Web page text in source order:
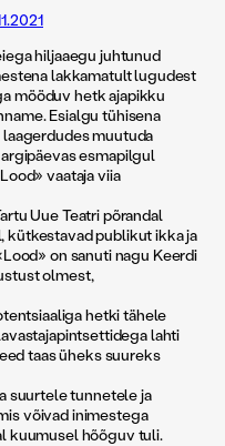
hiljaaegu juhtunud
lakkamatult lugudest
mööduv hetk ajapikku
Esialgu tühisena
muutuda
esmapilgul
vaataja viia
Uue Teatri põrandal
kütkestavad publikut ikka ja
on sanuti nagu Keerdi
olmest,
hetki tähele
lahti
taas üheks suureks
suurtele tunnetele ja
võivad inimestega
kuumusel hõõguv tuli.